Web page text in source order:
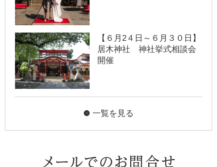
【６月2４日～６月３０日】
居木神社 神社挙式相談会
開催
一覧を見る